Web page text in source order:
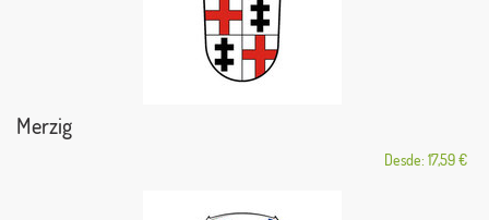
Merzig
Desde: 17,59 €